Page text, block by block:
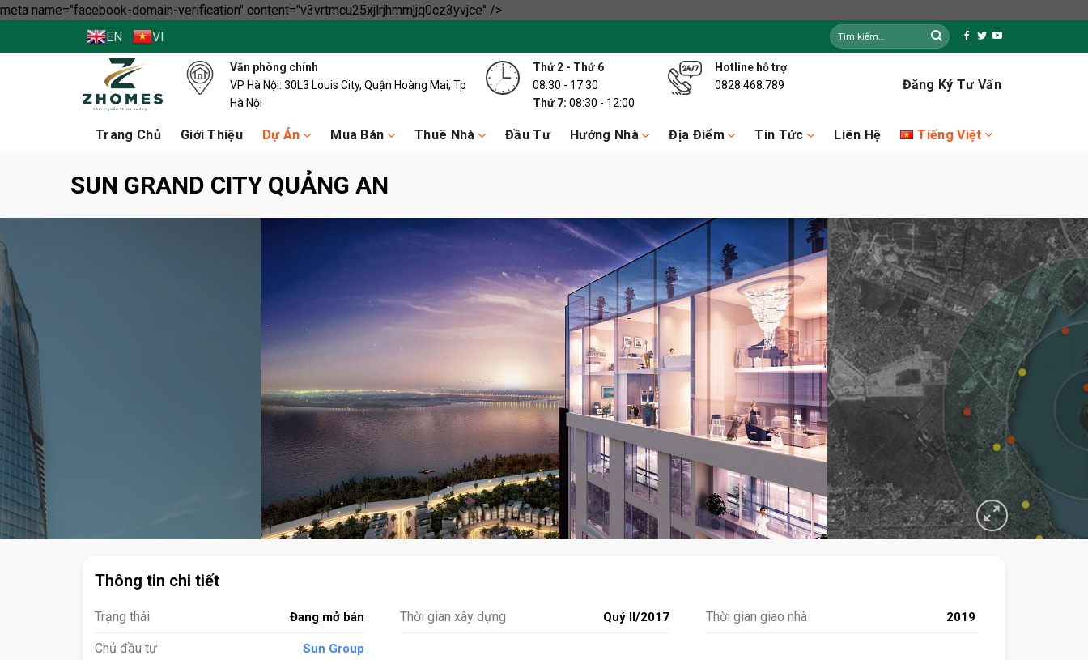
meta name="facebook-domain-verification" content="v3vrtmcu25xjlrjhmmjjq0cz3yvjce" />Skip
content
EN VI
Tìm
kiếm:
Văn phòng chính
VP Hà Nội: 30L3 Louis City, Quận Hoàng Mai, Tp
Hà Nội
Thứ 2 - Thứ 6
08:30 - 17:30
Thứ 7: 08:30 - 12:00
Hotline hỗ trợ
0828.468.789
Đăng Ký Tư Vấn
Trang Chủ Giới Thiệu Dự Án Mua Bán Thuê Nhà Đầu Tư Hướng Nhà Địa Điểm Tin Tức Liên Hệ Tiếng Việt
SUN GRAND CITY QUẢNG AN
Thông tin chi tiết
Trạng thái Đang mở bán Thời gian xây dựng Quý II/2017 Thời gian giao nhà 2019
Chủ đầu tư Sun Group